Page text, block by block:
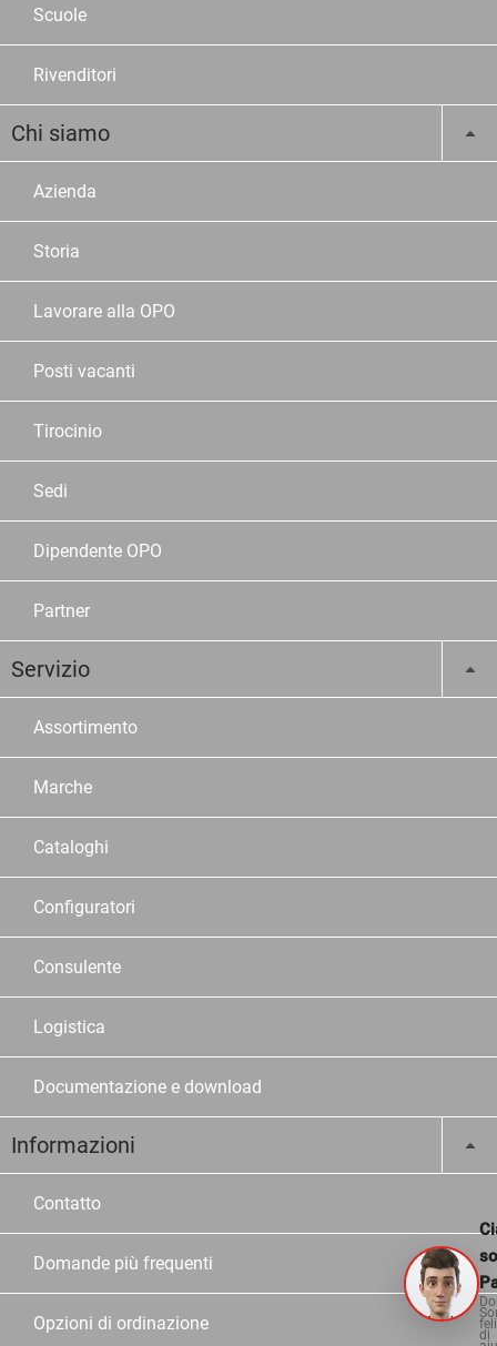
Scuole
Rivenditori
Chi siamo
Azienda
Storia
Lavorare alla OPO
Posti vacanti
Tirocinio
Sedi
Dipendente OPO
Partner
Servizio
Assortimento
Marche
Cataloghi
Configuratori
Consulente
Logistica
Documentazione e download
Informazioni
Contatto
Domande più frequenti
Opzioni di ordinazione
di